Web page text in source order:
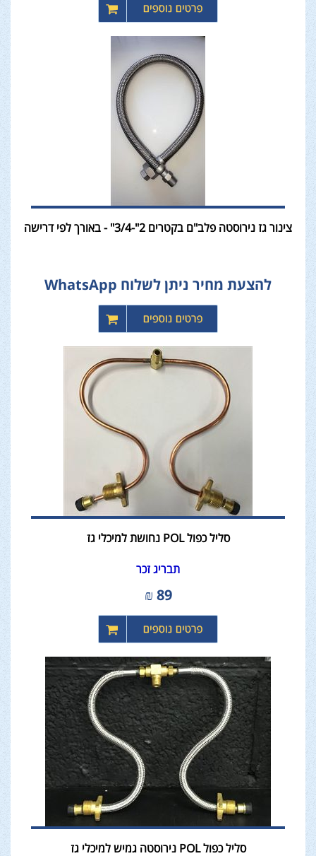
צינור גז נירוסטה פלב"ם בקטרים 2"-3/4" - באורך לפי דרישה
להצעת מחיר ניתן לשלוח WhatsApp
סליל כפול POL נחושת למיכלי גז
תבריג זכר
89
₪
סליל כפול POL נירוסטה גמיש למיכלי גז